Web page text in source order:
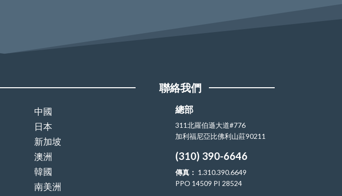
中國
日本
新加坡
澳洲
韓國
南美洲
聯絡我們
總部
311北羅伯遜大道#776
加利福尼亞比佛利山莊90211
(310) 390-6646
傳真： 1.310.390.6649
PPO 14509 PI 28524